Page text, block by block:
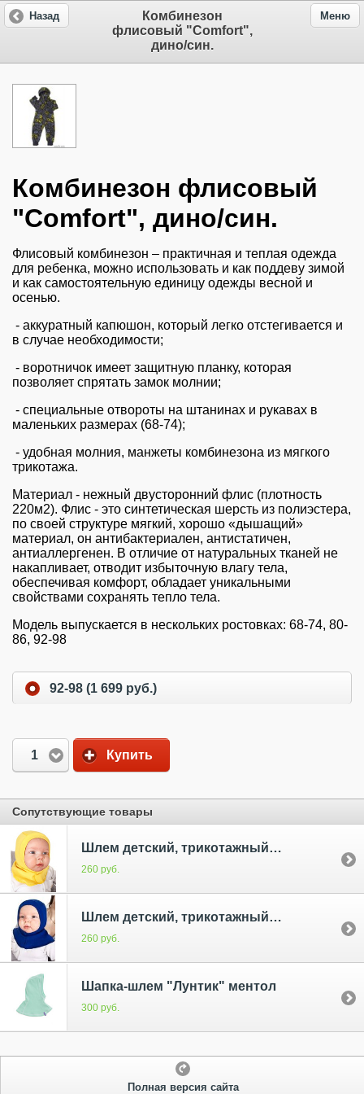
Комбинезон
флисовый "Comfort",
дино/син.
Назад Меню
Комбинезон флисовый
"Comfort", дино/син.
Флисовый комбинезон – практичная и теплая одежда
для ребенка, можно использовать и как поддеву зимой
и как самостоятельную единицу одежды весной и
осенью.
- аккуратный капюшон, который легко отстегивается и
в случае необходимости;
- воротничок имеет защитную планку, которая
позволяет спрятать замок молнии;
- специальные отвороты на штанинах и рукавах в
маленьких размерах (68-74);
- удобная молния, манжеты комбинезона из мягкого
трикотажа.
Материал - нежный двусторонний флис (плотность
220м2). Флис - это синтетическая шерсть из полиэстера,
по своей структуре мягкий, хорошо «дышащий»
материал, он антибактериален, антистатичен,
антиаллергенен. В отличие от натуральных тканей не
накапливает, отводит избыточную влагу тела,
обеспечивая комфорт, обладает уникальными
свойствами сохранять тепло тела.
Модель выпускается в нескольких ростовках: 68-74, 80-
86, 92-98
92-98 (1 699 руб.)
1 Купить
Сопутствующие товары
Шлем детский, трикотажный "Желтый"
260 руб.
Шлем детский, трикотажный "Василек"
260 руб.
Шапка-шлем "Лунтик" ментол
300 руб.
Полная версия сайта